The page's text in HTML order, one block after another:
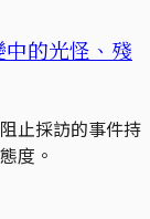
的光怪、殘
止採訪的事件持
度。